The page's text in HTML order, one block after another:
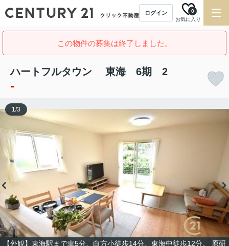
ログイン
お気に入り
0
この物件の募集は終了しました。
ハートフルタウン 東海 6期 2
-
【外観】東海駅まで車5分。白方小徒歩14分、東海中徒歩12分。 原研
1/3